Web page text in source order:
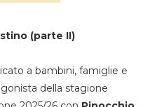
(parte II)
a bambini, famiglie e
della stagione